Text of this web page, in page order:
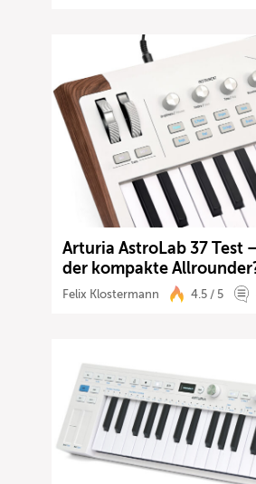
Arturia AstroLab 37 Test
der kompakte
Felix Klostermann 4.5 / 5